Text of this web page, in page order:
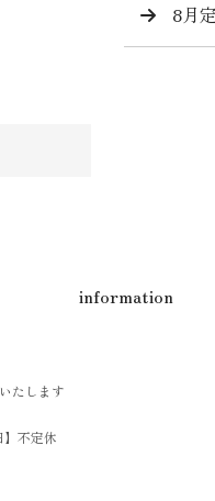
8月
information
たします
不定休